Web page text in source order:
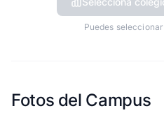
Puedes
Fotos del Campus